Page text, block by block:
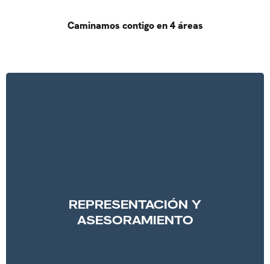
Caminamos contigo en 4 áreas
REPRESENTACIÓN Y
ASESORAMIENTO
Representamos a nuestros jugadores para
conseguir losacuerdosmás beneficiosos y que